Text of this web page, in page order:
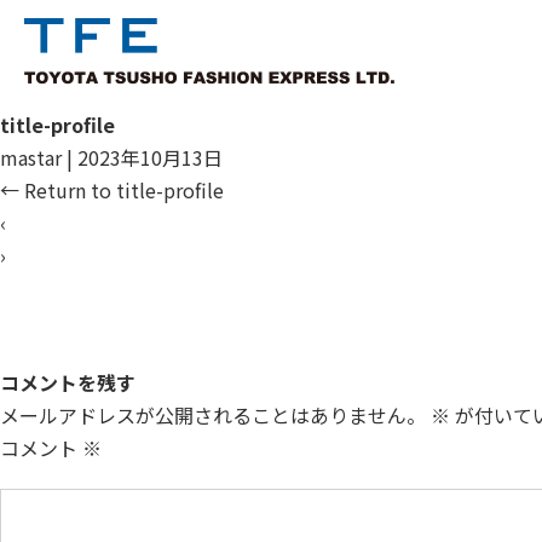
title-profile
mastar | 2023年10月13日
← Return to title-profile
‹
›
コメントを残す
メールアドレスが公開されることはありません。
※ が付いて
コメント ※